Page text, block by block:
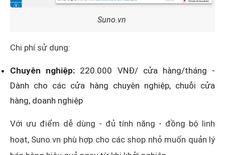
Suno.vn
Chi phí sử dụng:
Chuyên nghiệp: 220.000 VNĐ/ cửa hàng/tháng -
Dành cho các cửa hàng chuyên nghiệp, chuỗi cửa
hàng, doanh nghiệp
Với ưu điểm dễ dùng - đủ tính năng - đồng bộ linh
hoạt, Suno.vn phù hợp cho các shop nhỏ muốn quản lý